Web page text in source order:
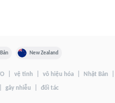
New Zealand
vệ tinh vô hiệu hóa Nhật Bản
gây nhiễu đối tác